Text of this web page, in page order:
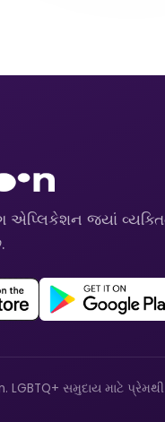
એપ્લિકેશન જ્યાં
LGBTQ+ સમુદાય માટે